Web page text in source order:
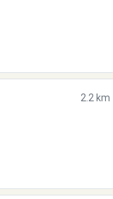
2.2 km